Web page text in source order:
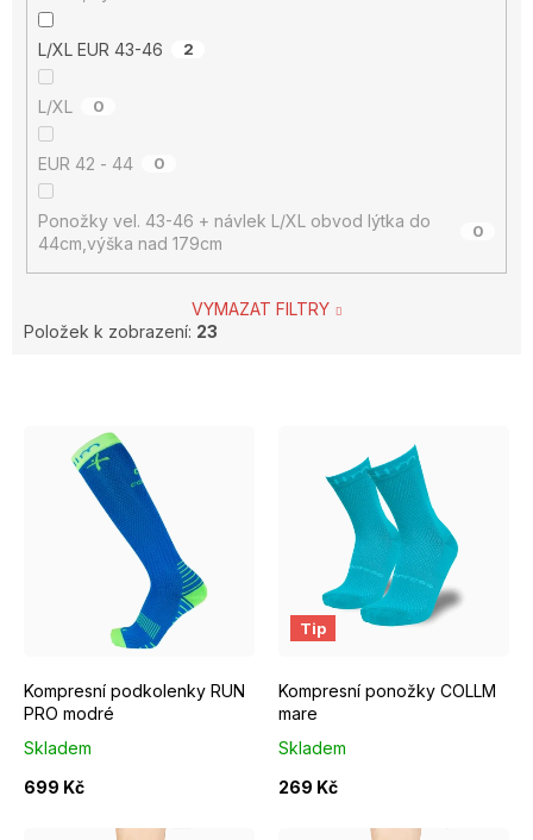
L/XL EUR 43-46 2
L/XL 0
EUR 42 - 44 0
Ponožky vel. 43-46 + návlek L/XL obvod lýtka do
44cm,výška nad 179cm
0
VYMAZAT FILTRY
Položek k zobrazení: 23
o
d
u
Kompresní podkolenky RUN
PRO modré
Skladem
699 Kč
S/M EUR 37-39 M/L EUR 40-42 L/XL EUR 43-46
Tip
Kompresní ponožky COLLM
mare
Skladem
269 Kč
EUR 37 - 39 EUR 40 - 42